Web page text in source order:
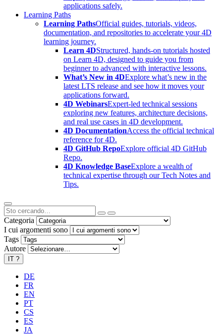
applications safely.
Learning Paths
Learning PathsOfficial guides, tutorials, videos,
documentation, and repositories to accelerate your 4D
learning journey.
Learn 4DStructured, hands-on tutorials hosted
on Learn 4D, designed to guide you from
beginner to advanced with interactive lessons.
What’s New in 4DExplore what’s new in the
latest LTS release and see how it moves your
applications forward.
4D WebinarsExpert-led technical sessions
exploring new features, architecture decisions,
and real use cases in 4D development.
4D DocumentationAccess the official technical
reference for 4D.
4D GitHub RepoExplore official 4D GitHub
Repo.
4D Knowledge BaseExplore a wealth of
technical expertise through our Tech Notes and
Tips.
Categoria
I cui argomenti sono
Tags
Autore
IT ?
DE
FR
EN
PT
CS
ES
JA